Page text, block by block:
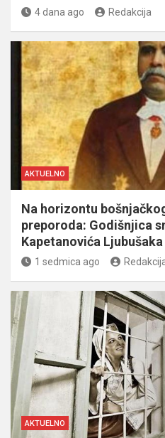
4 dana ago Redakcija
AKTUELNO
Na horizontu
preporoda: Godišnjica
Kapetanovića
1 sedmica ago
AKTUELNO